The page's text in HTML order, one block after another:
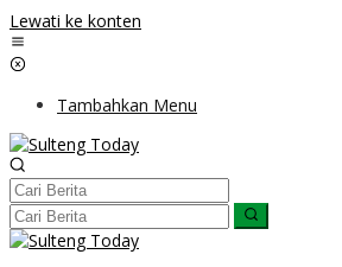
Lewati ke konten
Tambahkan Menu